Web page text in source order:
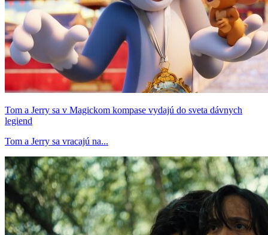
Tom a Jerry sa v Magickom kompase vydajú do sveta dávnych
legiend
Tom a Jerry sa vracajú na...